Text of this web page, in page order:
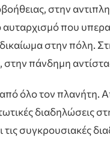
στην
αυταρχισμό που
στην πόλη.
στην πάνδημη
από όλο τον πλανήτη.
διαδηλώσεις
τις συγκρουσιακές